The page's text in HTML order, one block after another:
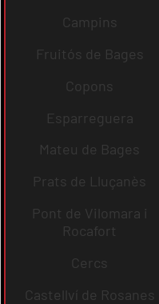
Campins
Fruitós de Bages
Copons
Esparreguera
Mateu de Bages
Prats de Lluçanès
Pont de Vilomara i
Rocafort
Cercs
Castellví de Rosanes